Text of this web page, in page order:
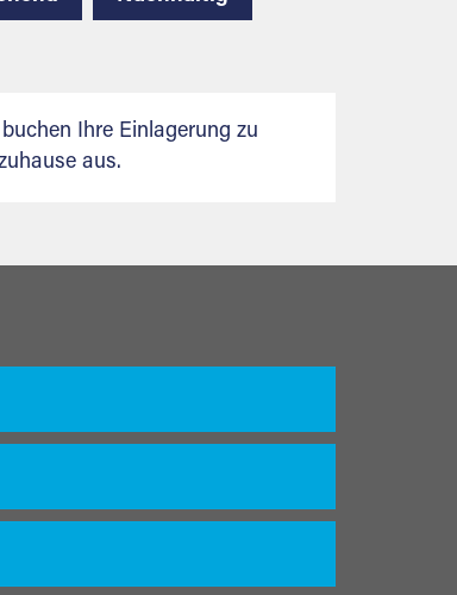
Ihre Einlagerung zu
aus.